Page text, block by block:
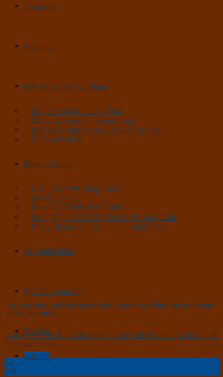
Trang Chủ
Giới thiệu
Máy Cắt Và Máy Co Màng
Máy bọc màng co tự động
Máy bọc màng co bán tự động
Máy bọc màng co tự động tốc độ cao
Buồng co nhiệt
Màng Co Nhiệt
Màng Co POF Nhập Khẩu
Màng Co PVC
Màng Co Chống Tụ Sương
Màng Quấn PALLET- Màng PE- Màng Chit
Màng Skinpack – Skinfilm – Hút Sát Da
Sản phẩm khác
Dịch Vụ Đóng Gói
Tin Tức
Liên Hệ
Dùng màng co bọc sản phẩm, doanh nghiệp nên lựa chọn
chất liệu nào?
Dùng màng co bọc sản phẩm, doanh nghiệp nên lựa chọn chất
liệu nào? Doanh...
17
Th8